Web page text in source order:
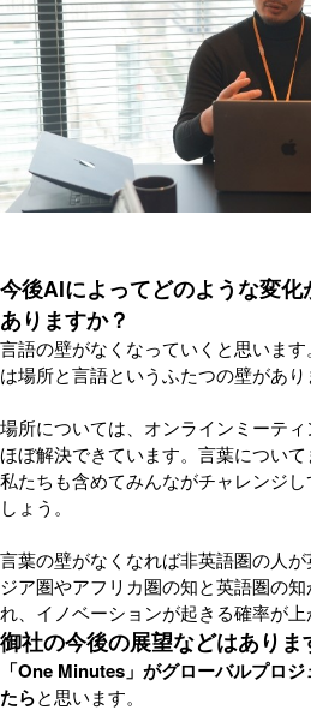
今後AIによってどのような変
ありますか？
言語の壁がなくなっていくと思いま
は場所と言語というふたつの壁があり
場所については、オンラインミーテ
ほぼ解決できています。言葉について
私たちも含めてみんながチャレンジ
しょう。
言葉の壁がなくなれば非英語圏の人
ジア圏やアフリカ圏の知と英語圏の
れ、イノベーションが起きる確率が上
御社の今後の展望などはありま
「One Minutes」がグローバルプロ
たらと思います。